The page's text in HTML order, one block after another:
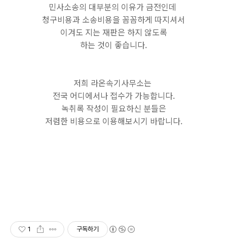
민사소송의 대부분의 이유가 금전인데
청구비용과 소송비용을 꼼꼼하게 따지셔서
이겨도 지는 재판은 하지 않도록
하는 것이 좋습니다.
저희 라온속기사무소는
전국 어디에서나 접수가 가능합니다.
녹취록 작성이 필요하신 분들은
저렴한 비용으로 이용해보시기 바랍니다.
1 구독하기